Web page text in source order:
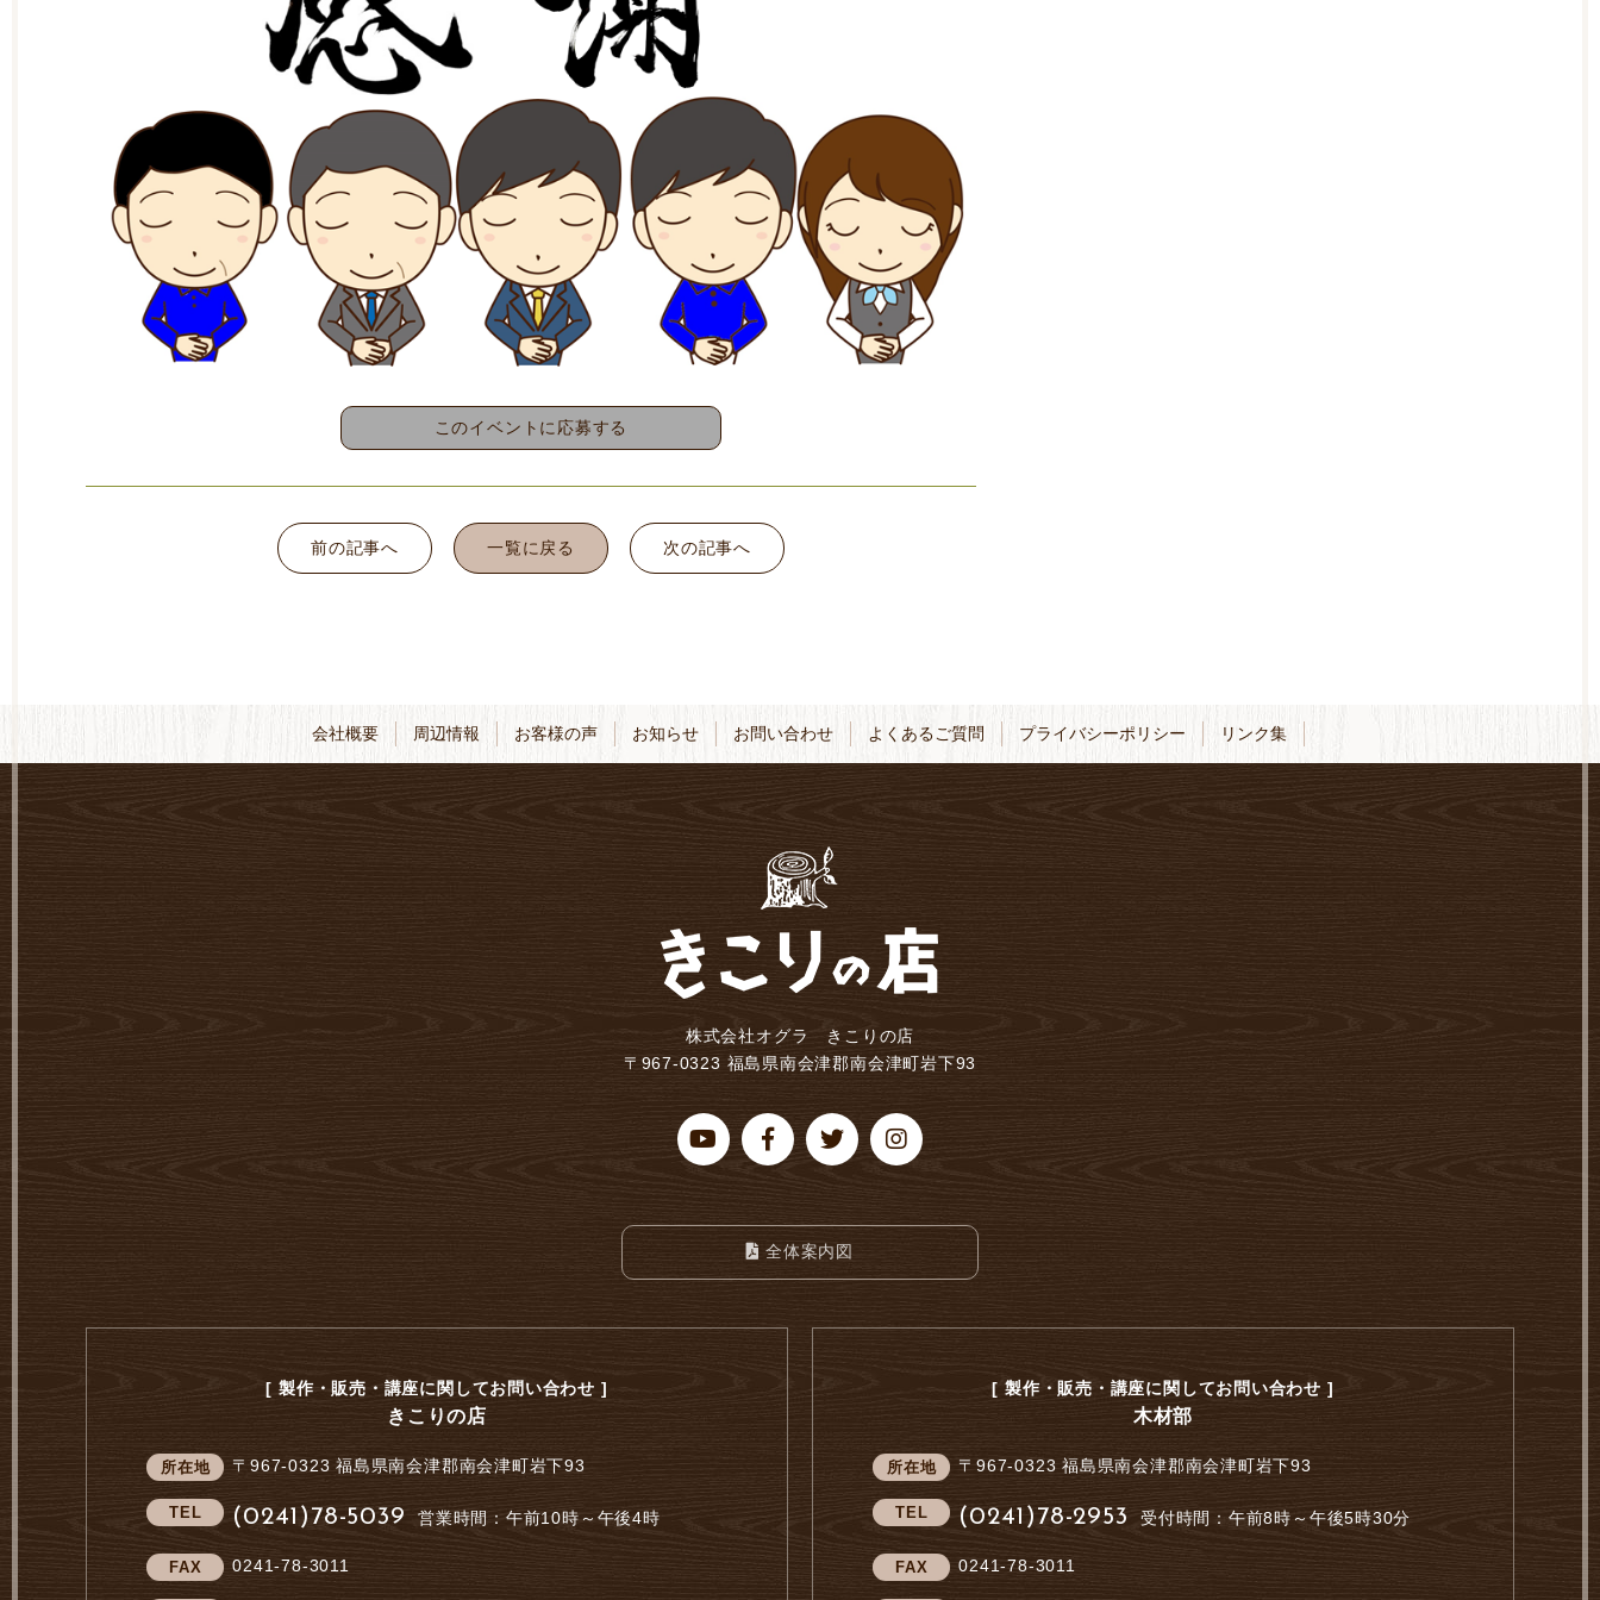
このイベントに応募する
前の記事へ 一覧に戻る 次の記事へ
会社概要 周辺情報 お客様の声 お知らせ お問い合わせ よくあるご質問 プライバシーポリシー リンク集
株式会社オグラ きこりの店
〒967-0323 福島県南会津郡南会津町岩下93
全体案内図
[ 製作・販売・講座に関してお問い合わせ ]
きこりの店
所在地 〒967-0323福島県南会津郡南会津町岩下93
TEL (0241)78-5039 営業時間：午前10時～午後4時
FAX 0241-78-3011
[ 製作・販売・講座に関してお問い合わせ ]
木材部
所在地 〒967-0323福島県南会津郡南会津町岩下93
TEL (0241)78-2953 受付時間：午前8時～午後5時30分
FAX 0241-78-3011